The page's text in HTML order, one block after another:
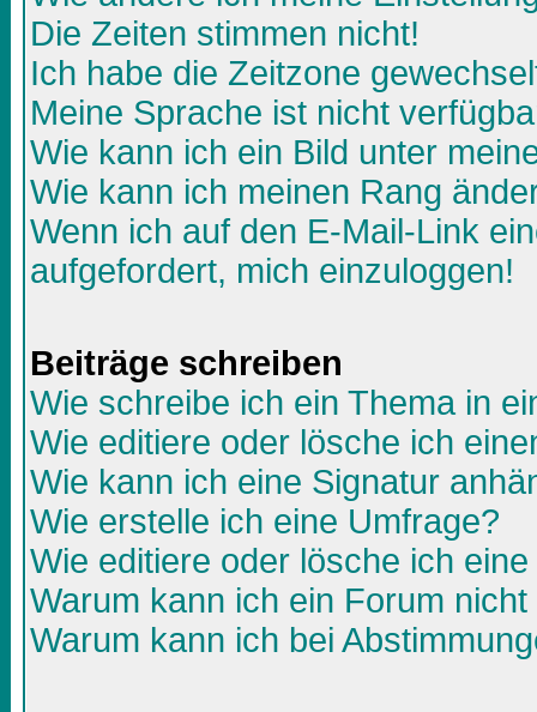
Die Zeiten stimmen nicht!
Ich habe die Zeitzone
Meine Sprache ist nicht
Wie kann ich ein Bild unter
Wie kann ich meinen Rang
Wenn ich auf den E-Mail-Link
aufgefordert, mich einzuloggen!
Beiträge schreiben
Wie schreibe ich ein Thema in
Wie editiere oder lösche ich
Wie kann ich eine Signatur
Wie erstelle ich eine Umfrage?
Wie editiere oder lösche ich
Warum kann ich ein Forum
Warum kann ich bei